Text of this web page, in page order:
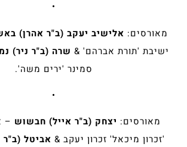
•
מאורסים: אלישיב יעקב (ב"ר אהרן)
ישיבת 'תורת אברהם' & שרה (ב"ר ניר)
סמינר 'ירים משה'.
•
מאורסים: יצחק (ב"ר אייל) חבשוש –
'זכרון מיכאל' זכרון יעקב & אביטל (ב"ר